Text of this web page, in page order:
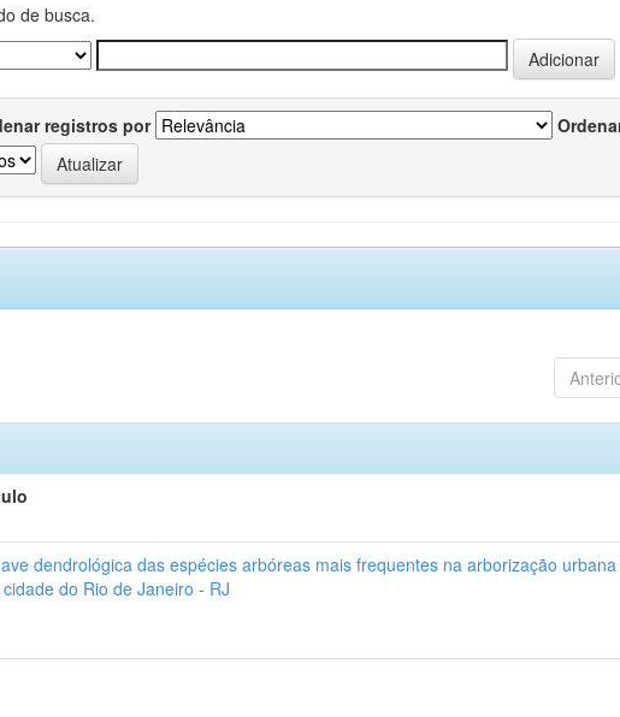
de busca.
registros por
dendrológica das espécies arbóreas mais frequentes na arborização urbana
do Rio de Janeiro - RJ